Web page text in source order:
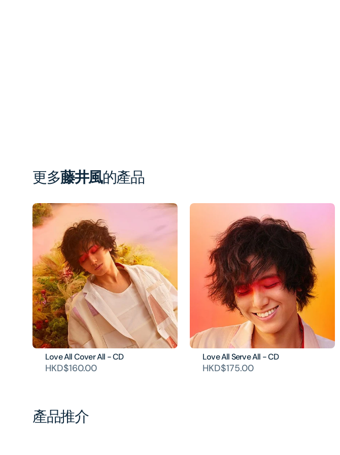
更多藤井風的產品
Love All Cover All - CD
HKD$160.00
Love All Serve All - CD
HKD$175.00
產品推介